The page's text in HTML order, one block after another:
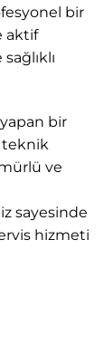
bir
aktif
yapan bir
teknik
ve
sayesinde
hizmeti